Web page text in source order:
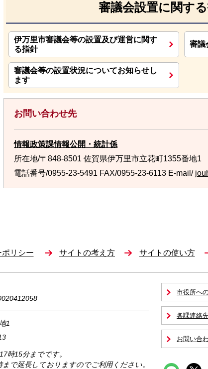
審議会設置に関す
伊万里市審議会等の設置及び運営に関す
る指針
審議
審議会等の設置状況についてお知らせし
ます
お問い合わせ先
情報政策課情報公開・統計係
所在地/〒848-8501 佐賀県伊万里市立花町1355番地1
電話番号/0955-23-5491 FAX/0955-23-6113 E-mail/
リシー サイトの考え方 サイトの使い方
1
時15分までです。
で延長しておりますのでご利用ください。
市役所へ
各課連絡
お問い合